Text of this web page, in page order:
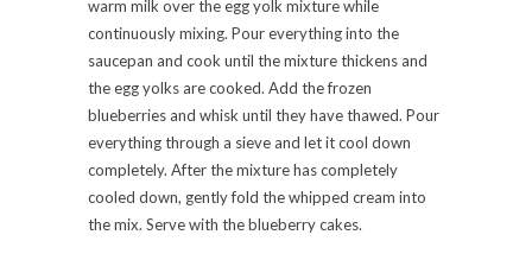
warm milk over the egg yolk mixture while
continuously mixing. Pour everything into the
saucepan and cook until the mixture thickens and
the egg yolks are cooked. Add the frozen
blueberries and whisk until they have thawed. Pour
everything through a sieve and let it cool down
completely. After the mixture has completely
cooled down, gently fold the whipped cream into
the mix. Serve with the blueberry cakes.